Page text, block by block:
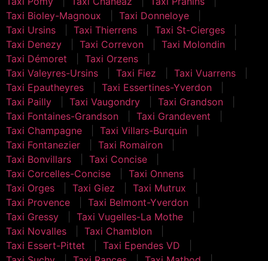
Taxi Bioley-Magnoux
Taxi Donneloye
Taxi Ursins
Taxi Thierrens
Taxi St-Cierges
Taxi Denezy
Taxi Correvon
Taxi Molondin
Taxi Démoret
Taxi Orzens
Taxi Valeyres-Ursins
Taxi Fiez
Taxi Vuarrens
Taxi Epautheyres
Taxi Essertines-Yverdon
Taxi Pailly
Taxi Vaugondry
Taxi Grandson
Taxi Fontaines-Grandson
Taxi Grandevent
Taxi Champagne
Taxi Villars-Burquin
Taxi Fontanezier
Taxi Romairon
Taxi Bonvillars
Taxi Concise
Taxi Corcelles-Concise
Taxi Onnens
Taxi Orges
Taxi Giez
Taxi Mutrux
Taxi Provence
Taxi Belmont-Yverdon
Taxi Gressy
Taxi Vugelles-La Mothe
Taxi Novalles
Taxi Chamblon
Taxi Essert-Pittet
Taxi Ependes VD